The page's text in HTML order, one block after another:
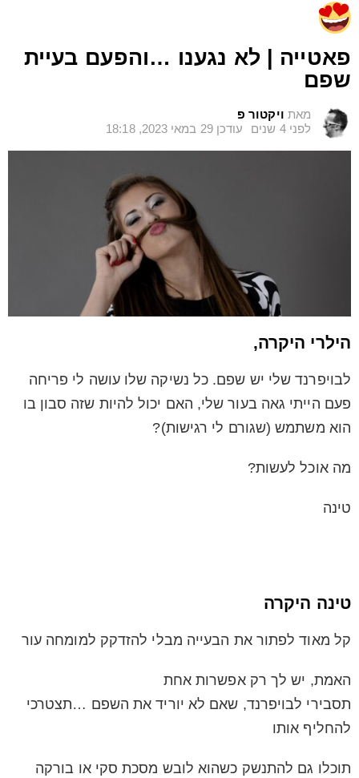
פאטייה | לא נגענו …והפעם בעיית
שפם
מאת ויקטור פ
לפני 4 שנים
עודכן29 במאי 2023, 18:18
הילרי היקרה,
לבויפרנד שלי יש שפם. כל נשיקה שלו עושה לי פריחה
פעם הייתי גאה בעור שלי, האם יכול להיות שזה סבון בו
הוא משתמש (שגורם לי רגישות)?
מה אוכל לעשות?
טינה
טינה היקרה
קל מאוד לפתור את הבעייה מבלי להזדקק למומחה עור
האמת, יש לך רק אפשרות אחת
תסבירי לבויפרנד, שאם לא יוריד את השפם …תצטרכי
להחליף אותו
תוכלו גם להתנשק כשהוא לובש מסכת סקי או בורקה